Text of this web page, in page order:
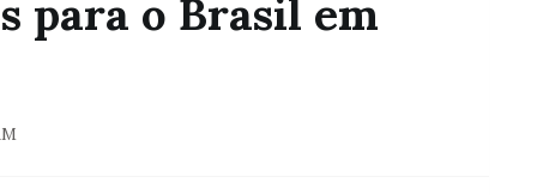
para o Brasil em